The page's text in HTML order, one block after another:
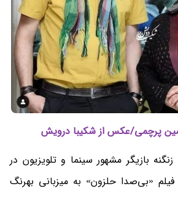
پرچمی/عکس از شکیبا درویش
لعیا زنگنه بازیگر مشهور سینما و تلویزیون در
«بی‌صدا حلزون» به میزبانی بهرنگ